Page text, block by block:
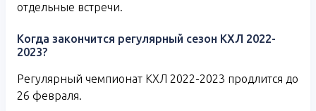
отдельные встречи.
Когда закончится регулярный сезон КХЛ 2022-
2023?
Регулярный чемпионат КХЛ 2022-2023 продлится до
26 февраля.